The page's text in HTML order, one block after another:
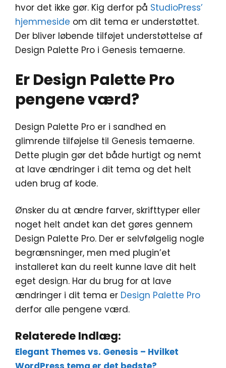
hvor det ikke gør. Kig derfor på StudioPress’
hjemmeside om dit tema er understøttet.
Der bliver løbende tilføjet understøttelse af
Design Palette Pro i Genesis temaerne.
Er Design Palette Pro
pengene værd?
Design Palette Pro er i sandhed en
glimrende tilføjelse til Genesis temaerne.
Dette plugin gør det både hurtigt og nemt
at lave ændringer i dit tema og det helt
uden brug af kode.
Ønsker du at ændre farver, skrifttyper eller
noget helt andet kan det gøres gennem
Design Palette Pro. Der er selvfølgelig nogle
begrænsninger, men med plugin’et
installeret kan du reelt kunne lave dit helt
eget design. Har du brug for at lave
ændringer i dit tema er Design Palette Pro
derfor alle pengene værd.
Relaterede Indlæg:
Elegant Themes vs. Genesis – Hvilket